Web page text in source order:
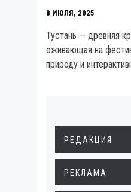
8 ИЮЛЯ, 2025
Тустань — древняя
оживающая на
природу и
РЕДАКЦИЯ
РЕКЛАМА